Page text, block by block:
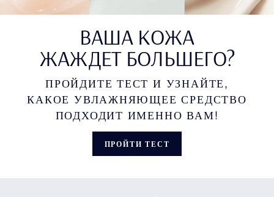
ВАША КОЖА
ЖАЖДЕТ БОЛЬШЕГО?
ПРОЙДИТЕ ТЕСТ И УЗНАЙТЕ,
КАКОЕ УВЛАЖНЯЮЩЕЕ СРЕДСТВО
ПОДХОДИТ ИМЕННО ВАМ!
ПРОЙТИ ТЕСТ